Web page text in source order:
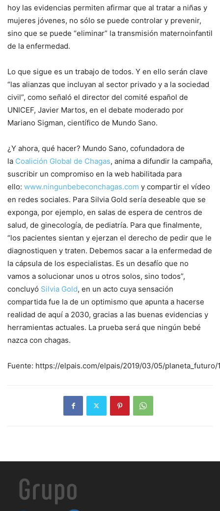
hoy las evidencias permiten afirmar que al tratar a niñas y
mujeres jóvenes, no sólo se puede controlar y prevenir,
sino que se puede “eliminar” la transmisión maternoinfantil
de la enfermedad.
Lo que sigue es un trabajo de todos. Y en ello serán clave
“las alianzas que incluyan al sector privado y a la sociedad
civil”, como señaló el director del comité español de
UNICEF, Javier Martos, en el debate moderado por
Mariano Sigman, científico de Mundo Sano.
¿Y ahora, qué hacer? Mundo Sano, cofundadora de
la Coalición Global de Chagas, anima a difundir la campaña,
suscribir un compromiso en la web habilitada para
ello: www.ningunbebeconchagas.com y compartir el vídeo
en redes sociales. Para Silvia Gold sería deseable que se
exponga, por ejemplo, en salas de espera de centros de
salud, de ginecología, de pediatría. Para que finalmente,
“los pacientes sientan y ejerzan el derecho de pedir que le
diagnostiquen y traten. Debemos sacar a la enfermedad de
la cápsula de los especialistas. Es un desafío que no
vamos a solucionar unos u otros solos, sino todos”,
concluyó Silvia Gold, en un acto cuya sensación
compartida fue la de un optimismo que apunta a hacerse
realidad de aquí a 2030, gracias a las buenas evidencias y
herramientas actuales. La prueba será que ningún bebé
nazca con chagas.
Fuente: https://elpais.com/elpais/2019/03/05/planeta_futuro/